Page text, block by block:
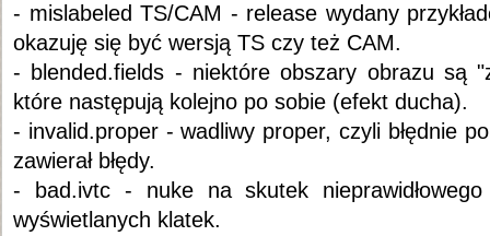
- mislabeled TS/CAM - release wydany
okazuję się być wersją TS czy też CAM.
- blended.fields - niektóre obszary obrazu są
które następują kolejno po sobie (efekt ducha).
- invalid.proper - wadliwy proper, czyli błędnie
zawierał błędy.
- bad.ivtc - nuke na skutek
wyświetlanych klatek.